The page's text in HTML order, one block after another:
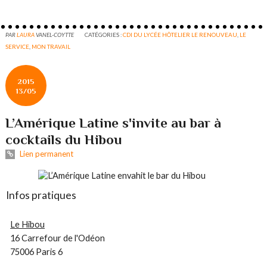
PARLAURAVANEL-COYTTE CATÉGORIES :CDI DU LYCÉE HÔTELIER LE RENOUVEAU LE
SERVICE MON TRAVAIL
2015
13/05
L’Amérique Latine s'invite au bar à
cocktails du Hibou
Lien permanent
Infos pratiques
Le Hibou
16 Carrefour de l'Odéon
75006 Paris 6